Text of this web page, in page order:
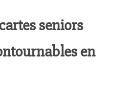
seniors
en